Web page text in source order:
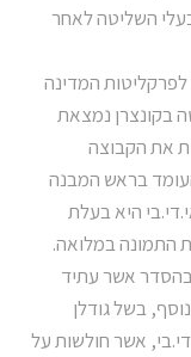
השליטה לאחר
המדינה
בקונצרן נמצאת
את הקבוצה
בראש המבנה
היא בעלת
התמונה במלואה.
אשר עתיד
בשל גודלן
אשר חולשות על